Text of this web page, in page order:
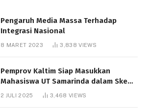
Pengaruh Media Massa Terhadap
Integrasi Nasional
8 MARET 2023 3,838VIEWS
Pemprov Kaltim Siap Masukkan
Mahasiswa UT Samarinda dalam Skema
Bantuan Pendidikan Gratispol
2 JULI 2025 3,468 VIEWS